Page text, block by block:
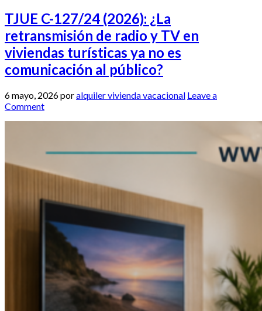
TJUE C-127/24 (2026): ¿La
retransmisión de radio y TV en
viviendas turísticas ya no es
comunicación al público?
6 mayo, 2026poralquiler vivienda vacacional Leave a
Comment